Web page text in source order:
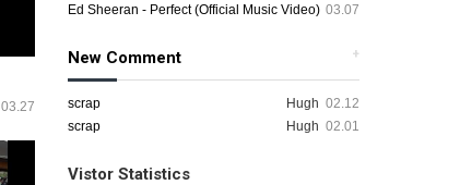
03.27
03.07
Ed Sheeran - Perfect (Official Music Video)
+
New Comment
Hugh 02.12
scrap
Hugh 02.01
scrap
Vistor Statistics